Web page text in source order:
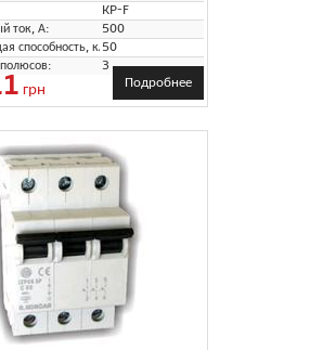
KP-F
ток, А:
500
способность, кА:50
3
грн Подробнее